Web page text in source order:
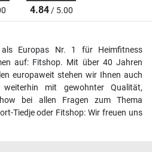
4.84/ 5.00
Europas Nr. 1 für Heimfitness
auf: Fitshop. Mit über 40 Jahren
europaweit stehen wir Ihnen auch
mit gewohnter Qualität,
bei allen Fragen zum Thema
Tiedje oder Fitshop: Wir freuen uns